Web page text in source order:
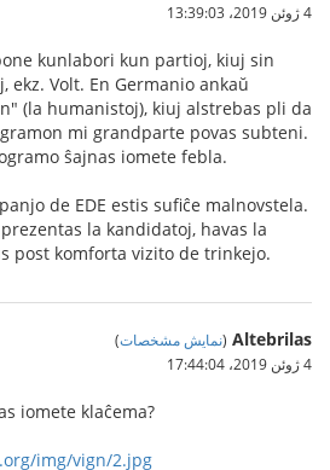
4 ژوئن 2019،‏ 13:39:03
kunlabori kun partioj, kiuj sin
ekz. Volt. En Germanio ankaŭ
(la humanistoj), kiuj alstrebas pli da
mi grandparte povas subteni.
ŝajnas iomete febla.
de EDE estis sufiĉe malnovstela.
la kandidatoj, havas la
post komforta vizito de trinkejo.
Altebrilas
(نمایش مشخصات)
4 ژوئن 2019،‏ 17:44:04
iomete klaĉema?
img/vign/2.jpg